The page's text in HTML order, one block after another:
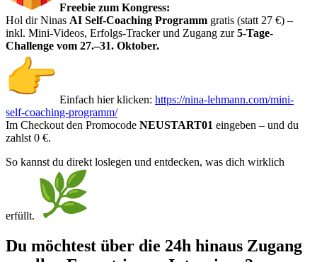
Freebie zum Kongress:
Hol dir Ninas AI Self-Coaching Programm gratis (statt 27 €) –
inkl. Mini-Videos, Erfolgs-Tracker und Zugang zur5-Tage-
Challenge vom 27.–31. Oktober.
Einfach hier klicken: https://nina-lehmann.com/mini-
self-coaching-programm/
Im Checkout den Promocode NEUSTART01 eingeben – und du
zahlst 0 €.
So kannst du direkt loslegen und entdecken, was dich wirklich
erfüllt.
Du möchtest über die 24h hinaus Zugang